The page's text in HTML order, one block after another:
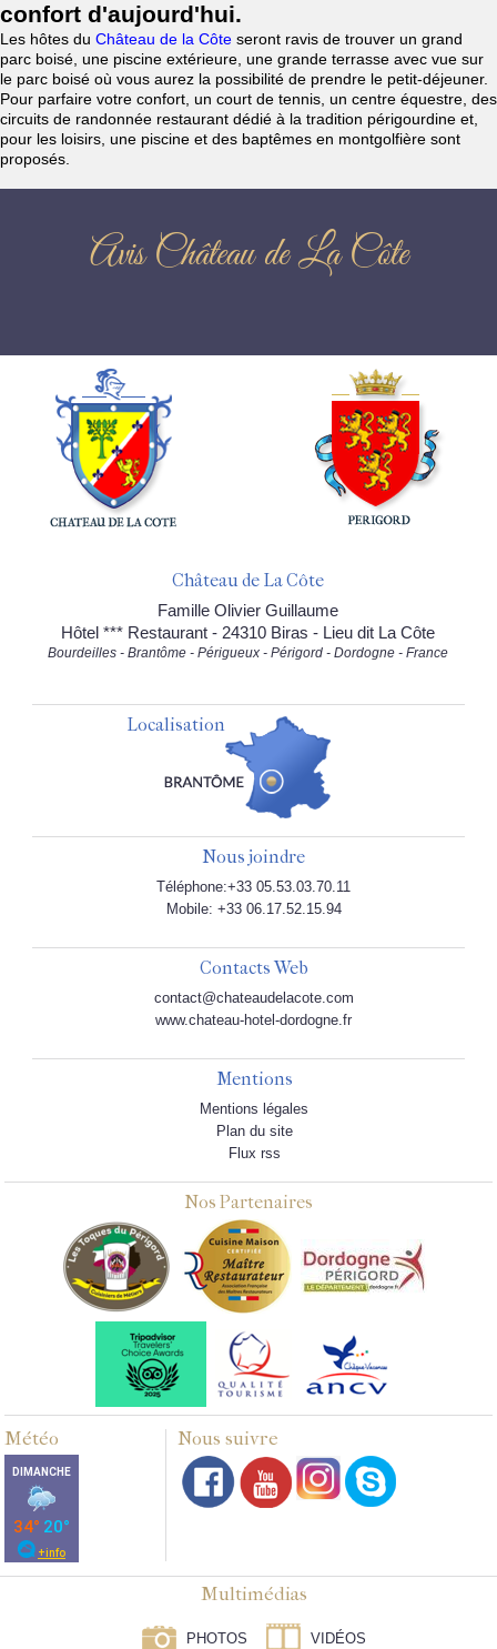
confort d'aujourd'hui.
Les hôtes du Château de la Côte seront ravis de trouver un grand
parc boisé, une piscine extérieure, une grande terrasse avec vue sur
le parc boisé où vous aurez la possibilité de prendre le petit-déjeuner.
Pour parfaire votre confort, un court de tennis, un centre équestre, des
circuits de randonnée restaurant dédié à la tradition périgourdine et,
pour les loisirs, une piscine et des baptêmes en montgolfière sont
proposés.
Avis Château de La Côte
Château de La Côte
Famille Olivier Guillaume
Hôtel *** Restaurant - 24310 Biras - Lieu dit La Côte
Bourdeilles - Brantôme - Périgueux - Périgord - Dordogne - France
Localisation
Nous joindre
Téléphone:+33 05.53.03.70.11
Mobile: +33 06.17.52.15.94
Contacts Web
contact@chateaudelacote.com
www.chateau-hotel-dordogne.fr
Mentions
Mentions légales
Plan du site
Flux rss
Nos Partenaires
Météo Nous suivre
Multimédias
PHOTOS VIDÉOS